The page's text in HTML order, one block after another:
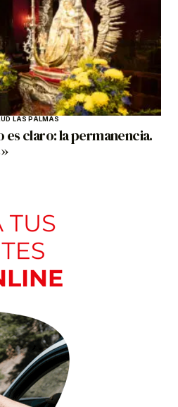
UD LAS PALMAS
es claro: la permanencia.